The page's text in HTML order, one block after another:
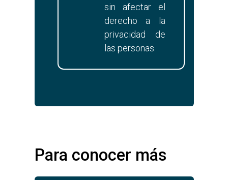
sin afectar el
derecho a la
privacidad de
las personas.
Para conocer más